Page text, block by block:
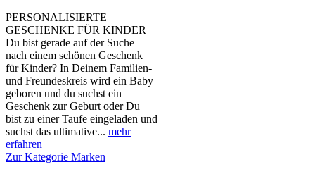
PERSONALISIERTE
GESCHENKE FÜR KINDER
Du bist gerade auf der Suche
nach einem schönen Geschenk
für Kinder? In Deinem Familien-
und Freundeskreis wird ein Baby
geboren und du suchst ein
Geschenk zur Geburt oder Du
bist zu einer Taufe eingeladen und
suchst das ultimative... mehr
erfahren
Zur Kategorie Marken